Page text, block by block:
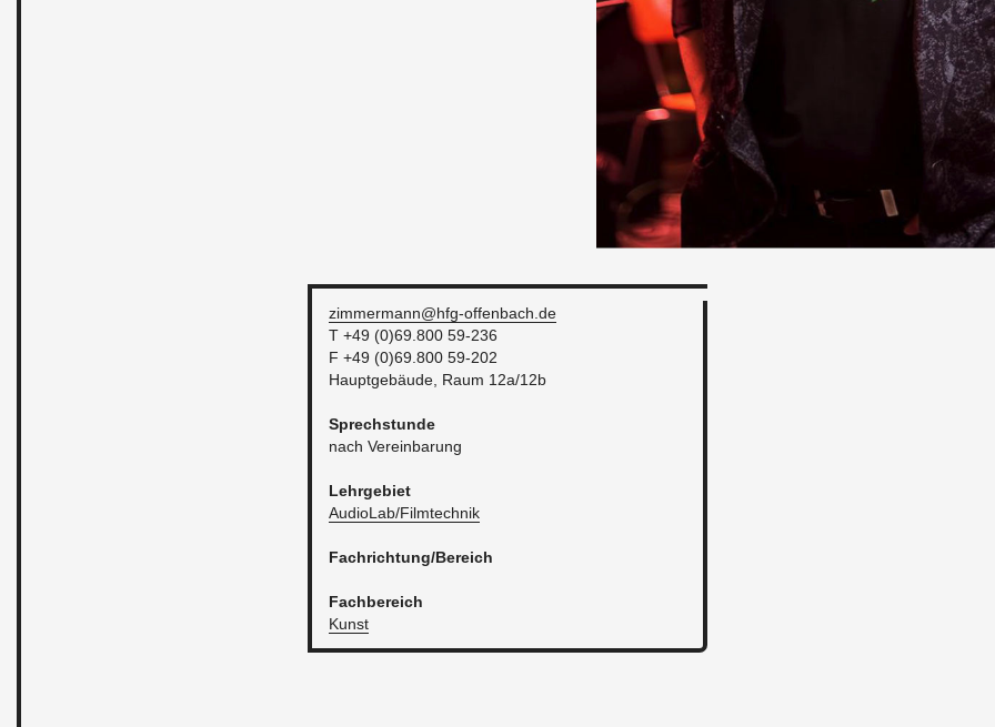
zimmermann@​hfg-​offenbach.​de
T +49 (0)69.800 59-236
F +49 (0)69.800 59-202
Haupt­ge­bäu­de, Raum 12a/12b
Sprech­stun­de
nach Ver­ein­ba­rung
Lehr­ge­biet
Au­dioLab/Film­tech­nik
Fach­rich­tung/Be­reich
Fach­be­reich
Kunst